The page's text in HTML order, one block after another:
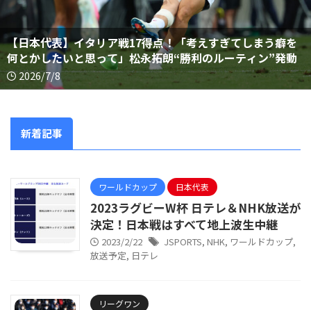
【日本代表】イタリア戦17得点！「考えすぎてしまう癖を
何とかしたいと思って」松永拓朗“勝利のルーティン”発動
2026/7/8
新着記事
ワールドカップ 日本代表
2023ラグビーW杯 日テレ＆NHK放送が
決定！日本戦はすべて地上波生中継
2023/2/22 JSPORTS, NHK, ワールドカップ,
放送予定, 日テレ
リーグワン